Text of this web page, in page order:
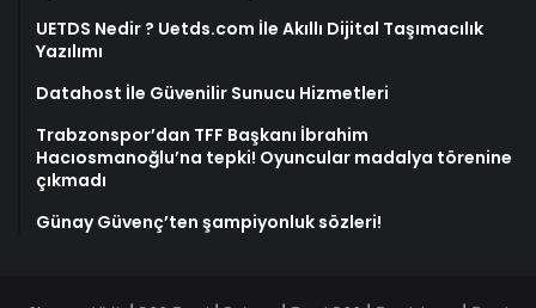
UETDS Nedir ? Uetds.com İle Akıllı Dijital Taşımacılık
Yazılımı
Datahost İle Güvenilir Sunucu Hizmetleri
Trabzonspor’dan TFF Başkanı İbrahim
Hacıosmanoğlu’na tepki! Oyuncular madalya törenine
çıkmadı
Günay Güvenç’ten şampiyonluk sözleri!